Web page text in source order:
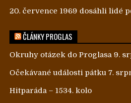
20. července 1969 dosáhli lidé
ČLÁNKY PROGLAS
Okruhy otázek do Proglasa 9.
Očekávané události pátku 7.
Hitparáda – 1534. kolo